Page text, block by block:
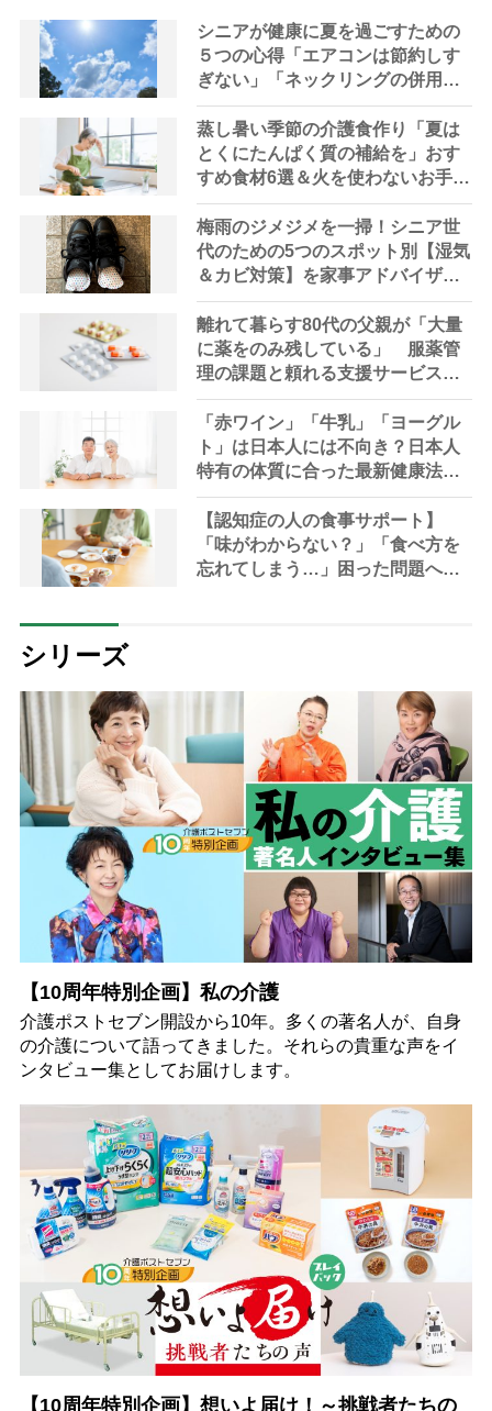
シニアが健康に夏を過ごすための
５つの心得「エアコンは節約しす
ぎない」「ネックリングの併用で
電気代をお得に」【節約＆家事ア
ドバイザー解説】
蒸し暑い季節の介護食作り「夏は
とくにたんぱく質の補給を」おす
すめ食材6選＆火を使わないお手軽
レシピ3選【管理栄養士提案】
梅雨のジメジメを一掃！シニア世
代のための5つのスポット別【湿気
＆カビ対策】を家事アドバイザー
が指南
離れて暮らす80代の父親が「大量
に薬をのみ残している」 服薬管
理の課題と頼れる支援サービスを
専門家が解説
「赤ワイン」「牛乳」「ヨーグル
ト」は日本人には不向き？日本人
特有の体質に合った最新健康法を
内科医が指南
【認知症の人の食事サポート】
「味がわからない？」「食べ方を
忘れてしまう…」困った問題への5
シリーズ
【10周年特別企画】私の介護
介護ポストセブン開設から10年。多くの著名人が、自身
の介護について語ってきました。それらの貴重な声をイ
ンタビュー集としてお届けします。
【10周年特別企画】想いよ届け！～挑戦者たちの